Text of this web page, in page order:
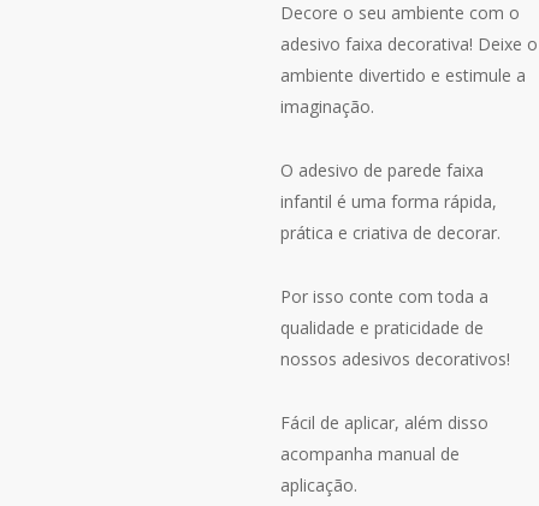
Decore o seu ambiente com o
adesivo faixa decorativa! Deixe o
ambiente divertido e estimule a
imaginação.
O adesivo de parede faixa
infantil é uma forma rápida,
prática e criativa de decorar.
Por isso conte com toda a
qualidade e praticidade de
nossos adesivos decorativos!
Fácil de aplicar, além disso
acompanha manual de
aplicação.